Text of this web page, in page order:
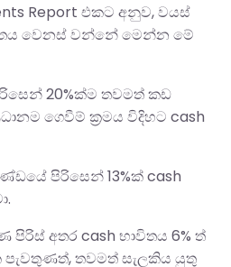
Report එකට අනුව, වයස්
වෙනස් වන්නේ මෙන්න මේ
20%ක්ම තවමත් කඩ
ගෙවීම් ක්‍රමය විදිහට cash
පිරිසෙන් 13%ක් cash
පිරිස් අතර cash භාවිතය 6% ත්
පැවතුණත්, තවමත් සැලකිය යුතු